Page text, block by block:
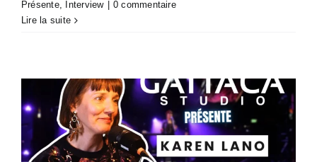
Présente, Interview
0 commentaire
Lire la suite